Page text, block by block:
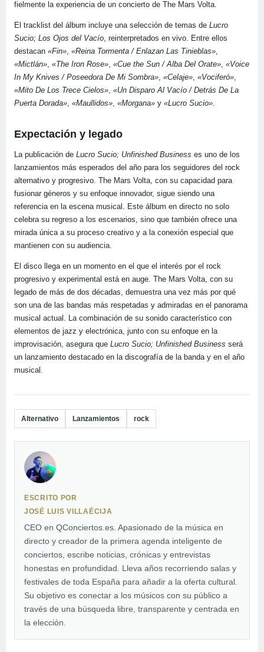
fielmente la experiencia de un concierto de The Mars Volta.
El tracklist del álbum incluye una selección de temas de Lucro
Sucio; Los Ojos del Vacío , reinterpretados en vivo. Entre ellos
destacan «Fin» «Reina Tormenta / Enlazan Las Tinieblas»
«Mictlán» «The Iron Rose» «Cue the Sun / Alba Del Orate» «Voice
In My Knives / Poseedora De Mi Sombra» «Celaje» «Vociferó»
«Mito De Los Trece Cielos» «Un Disparo Al Vacío / Detrás De La
Puerta Dorada» «Maullidos» «Morgana» y «Lucro Sucio»
Expectación y legado
La publicación de Lucro Sucio; Unfinished Business es uno de los
lanzamientos más esperados del año para los seguidores del rock
alternativo y progresivo. The Mars Volta, con su capacidad para
fusionar géneros y su enfoque innovador, sigue siendo una
referencia en la escena musical. Este álbum en directo no solo
celebra su regreso a los escenarios, sino que también ofrece una
mirada única a su proceso creativo y a la conexión especial que
mantienen con su audiencia.
El disco llega en un momento en el que el interés por el rock
progresivo y experimental está en auge. The Mars Volta, con su
legado de más de dos décadas, demuestra una vez más por qué
son una de las bandas más respetadas y admiradas en el panorama
musical actual. La combinación de su sonido característico con
elementos de jazz y electrónica, junto con su enfoque en la
improvisación, asegura que Lucro Sucio; Unfinished Business será
un lanzamiento destacado en la discografía de la banda y en el año
musical.
Alternativo Lanzamientos rock
ESCRITO POR
JOSÉ LUIS VILLAÉCIJA
CEO en QConciertos.es. Apasionado de la música en
directo y creador de la primera agenda inteligente de
conciertos, escribe noticias, crónicas y entrevistas
honestas en profundidad. Lleva años recorriendo salas y
festivales de toda España para añadir a la oferta cultural.
Su objetivo es conectar a los músicos con su público a
través de una búsqueda libre, transparente y centrada en
la elección.